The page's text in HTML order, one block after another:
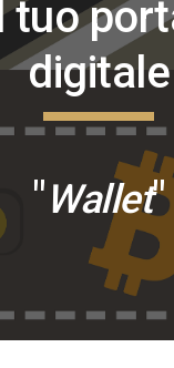
tuo
digitale
"Wallet"